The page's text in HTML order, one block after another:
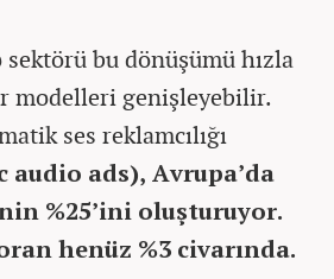
sektörü bu dönüşümü hızla
modelleri genişleyebilir.
ses reklamcılığı
ads), Avrupa’da
%25’ini oluşturuyor.
henüz %3 civarında.